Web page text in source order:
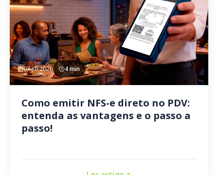
07 jul 2026 4 min
Como emitir NFS-e direto no PDV:
entenda as vantagens e o passo a
passo!